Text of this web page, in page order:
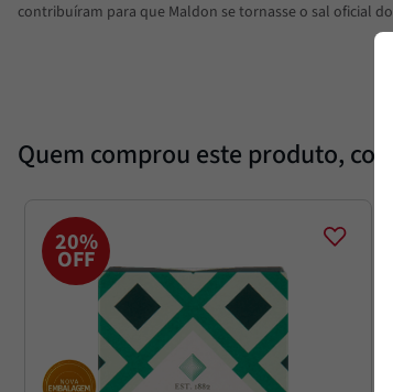
contribuíram para que Maldon se tornasse o sal oficial
Quem comprou este produto,
20%
OFF